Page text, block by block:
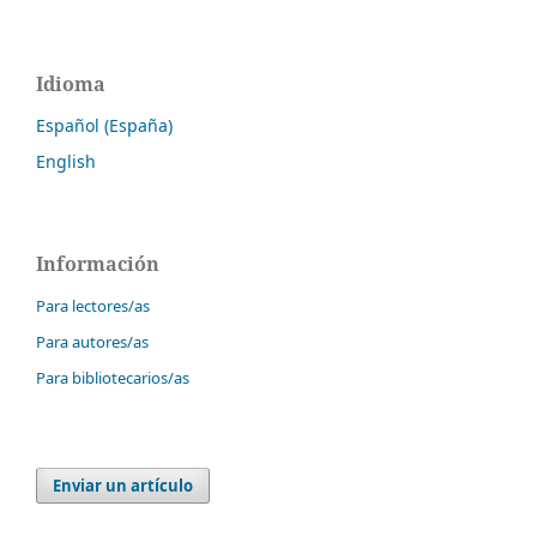
Idioma
Español (España)
English
Información
Para lectores/as
Para autores/as
Para bibliotecarios/as
Enviar un artículo